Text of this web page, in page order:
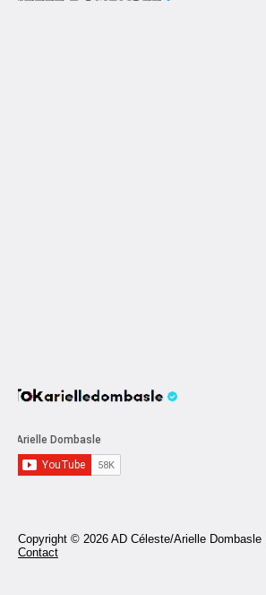
Copyright © 2026 AD Céleste/Arielle Dombasle |
Contact